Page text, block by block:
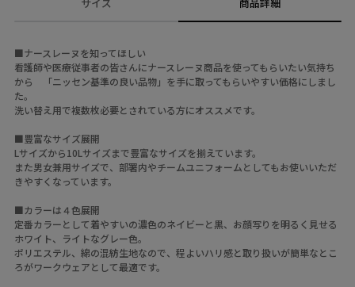
■ナースレーヌを知ってほしい
看護師や医療従事者の皆さんにナースレーヌ商品を使ってもらいたい気持ち
から 「ニッセン基準の良い品物」を手に取ってもらいやすい価格にしまし
た。
洗い替え用で複数枚必要とされている方にオススメです。
■豊富なサイズ展開
Lサイズから10Lサイズまで豊富なサイズを揃えています。
また男女兼用サイズで、部署内やチームユニフォームとしてもお使いいただ
きやすくなっています。
■カラーは４色展開
定番カラーとして着やすいの濃色のネイビーと黒、お顔写りを明るく見せる
ホワイト、ライトなグレー色。
ポリエステル、綿の混紡生地なので、程よいハリ感と取り扱いが簡単なとこ
ろがワークウェアとして最適です。